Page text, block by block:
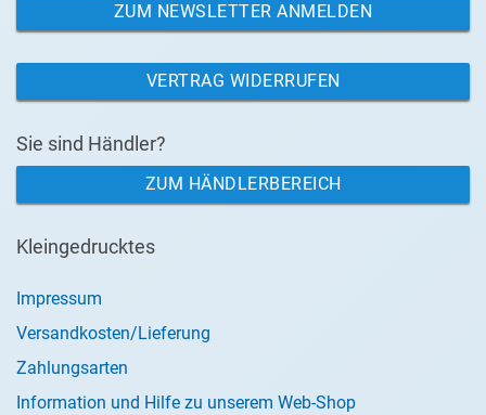
ZUM NEWSLETTER ANMELDEN
VERTRAG WIDERRUFEN
Sie sind Händler?
ZUM HÄNDLERBEREICH
Kleingedrucktes
Impressum
Versandkosten/Lieferung
Zahlungsarten
Information und Hilfe zu unserem Web-Shop